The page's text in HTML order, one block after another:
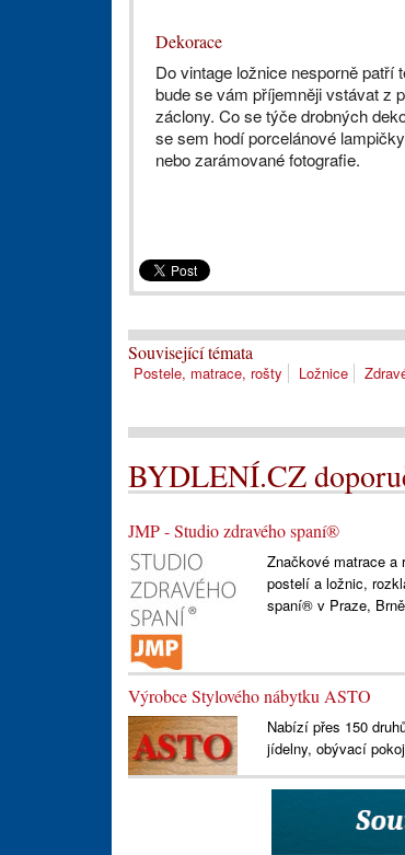
Dekorace
Do vintage ložnice nesporně
bude se vám příjemněji vstávat z
záclony. Co se týče drobných
se sem hodí porcelánové
nebo zarámované fotografie.
Související témata
Postele, matrace, rošty Ložnice
BYDLENÍ.CZ
JMP - Studio zdravého spaní®
Značkové matrace a
postelí a ložnic,
spaní® v Praze,
Výrobce Stylového nábytku ASTO
Nabízí přes 150
jídelny, obývací